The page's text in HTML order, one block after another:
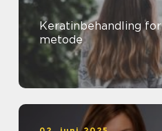
Keratinbehandling
metode